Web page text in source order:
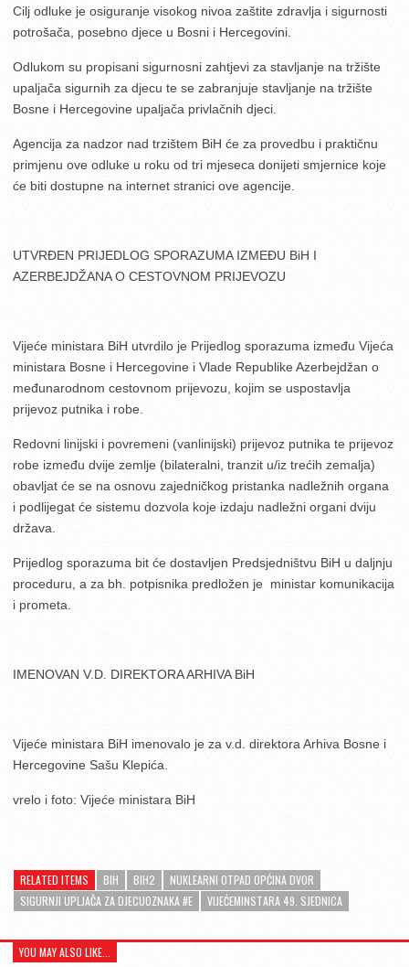
Cilj odluke je osiguranje visokog nivoa zaštite zdravlja i sigurnosti
potrošača, posebno djece u Bosni i Hercegovini.
Odlukom su propisani sigurnosni zahtjevi za stavljanje na tržište
upaljača sigurnih za djecu te se zabranjuje stavljanje na tržište
Bosne i Hercegovine upaljača privlačnih djeci.
Agencija za nadzor nad trzištem BiH će za provedbu i praktičnu
primjenu ove odluke u roku od tri mjeseca donijeti smjernice koje
će biti dostupne na internet stranici ove agencije.
UTVRĐEN PRIJEDLOG SPORAZUMA IZMEĐU BiH I
AZERBEJDŽANA O CESTOVNOM PRIJEVOZU
Vijeće ministara BiH utvrdilo je Prijedlog sporazuma između Vijeća
ministara Bosne i Hercegovine i Vlade Republike Azerbejdžan o
međunarodnom cestovnom prijevozu, kojim se uspostavlja
prijevoz putnika i robe.
Redovni linijski i povremeni (vanlinijski) prijevoz putnika te prijevoz
robe između dvije zemlje (bilateralni, tranzit u/iz trećih zemalja)
obavljat će se na osnovu zajedničkog pristanka nadležnih organa
i podlijegat će sistemu dozvola koje izdaju nadležni organi dviju
država.
Prijedlog sporazuma bit će dostavljen Predsjedništvu BiH u daljnju
proceduru, a za bh. potpisnika predložen je ministar komunikacija
i prometa.
IMENOVAN V.D. DIREKTORA ARHIVA BiH
Vijeće ministara BiH imenovalo je za v.d. direktora Arhiva Bosne i
Hercegovine Sašu Klepića.
vrelo i foto: Vijeće ministara BiH
RELATED ITEMS BIH BIH2
NUKLEARNI OTPAD OPĆINA DVOR
SIGURNJI UPLJAČA ZA DJECUOZNAKA #E
VIJEĆEMINSTARA 49. SJEDNICA
YOU MAY ALSO LIKE...